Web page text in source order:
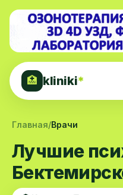
🏥 kliniki*
Главная/Врачи
Лучшие